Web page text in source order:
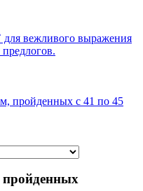
для вежливого выражения
пройденных с 41 по 45
пройденных